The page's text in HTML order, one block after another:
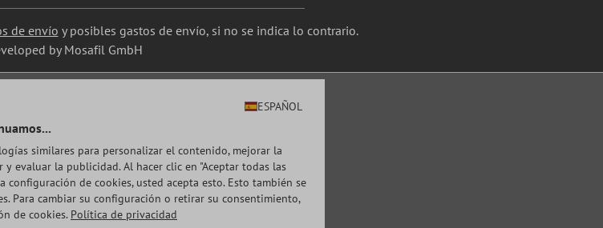
de envío y posibles gastos de envío, si no se indica lo contrario.
by Mosafil GmbH
ESPAÑOL
similares para personalizar el contenido, mejorar la
evaluar la publicidad. Al hacer clic en "Aceptar todas las
configuración de cookies, usted acepta esto. Esto también se
Para cambiar su configuración o retirar su consentimiento,
de cookies. Política de privacidad